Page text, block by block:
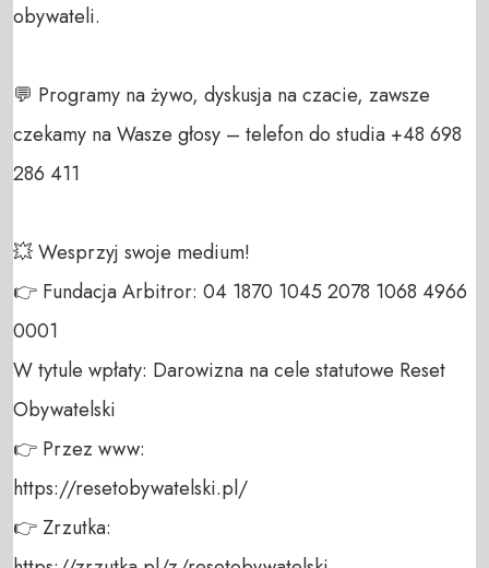
obywateli.
💬 Programy na żywo, dyskusja na czacie, zawsze
czekamy na Wasze głosy – telefon do studia +48 698
286 411
💥 Wesprzyj swoje medium!
👉 Fundacja Arbitror: 04 1870 1045 2078 1068 4966
0001
W tytule wpłaty: Darowizna na cele statutowe Reset
Obywatelski
👉 Przez www:
https://resetobywatelski.pl/
👉 Zrzutka: